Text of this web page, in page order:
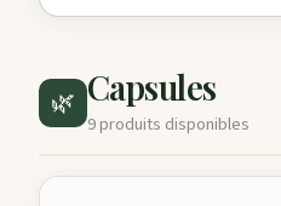
🌿 Capsules
9 produits disponibles